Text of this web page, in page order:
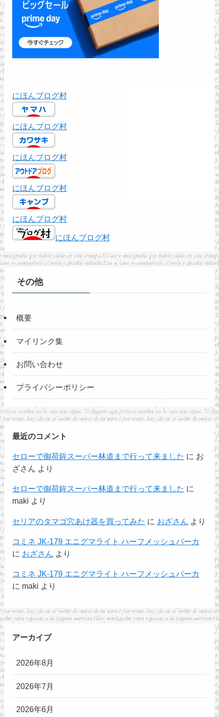
にほんブログ村
にほんブログ村
にほんブログ村
にほんブログ村
にほんブログ村
にほんブログ村
その他
概要
マイリンク集
お問い合わせ
プライバシーポリシー
最近のコメント
セローで御荷鉾スーパー林道まで行って来ました に お
ざさん より
セローで御荷鉾スーパー林道まで行って来ました に
maki より
セリアのタマゴ穴あけ器を買ってみた に おざさん より
コミネ JK-179 エニグマライト ハーフメッシュパーカ
に おざさん より
コミネ JK-179 エニグマライト ハーフメッシュパーカ
に maki より
アーカイブ
2026年8月
2026年7月
2026年6月